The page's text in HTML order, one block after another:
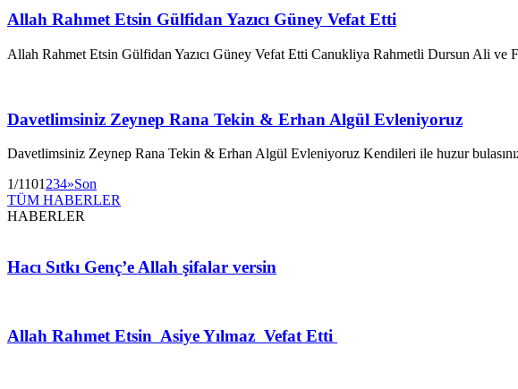
Allah Rahmet Etsin Gülfidan Yazıcı Güney Vefat Etti
Allah Rahmet Etsin Gülfidan Yazıcı Güney Vefat Etti Canukliya Rahmetli Dursun Ali ve
Davetlimsiniz Zeynep Rana Tekin & Erhan Algül Evleniyoruz
Davetlimsiniz Zeynep Rana Tekin & Erhan Algül Evleniyoruz Kendileri ile huzur
1/1101 234»Son
TÜM HABERLER
HABERLER
Hacı Sıtkı Genç’e Allah şifalar versin
Allah Rahmet Etsin Asiye Yılmaz Vefat Etti